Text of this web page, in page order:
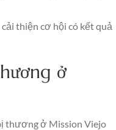
thiện cơ hội có kết quả
ở
thương ở Mission Viejo